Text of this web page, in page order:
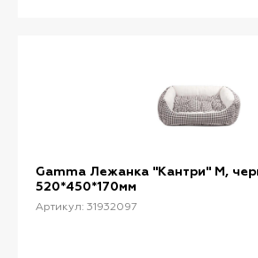
Gamma Лежанка "Кантри" M,
520*450*170мм
Артикул: 31932097